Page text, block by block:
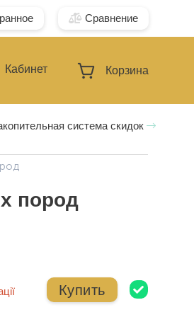
Сравнение
Кабинет Корзина
система скидок
пород
Купить